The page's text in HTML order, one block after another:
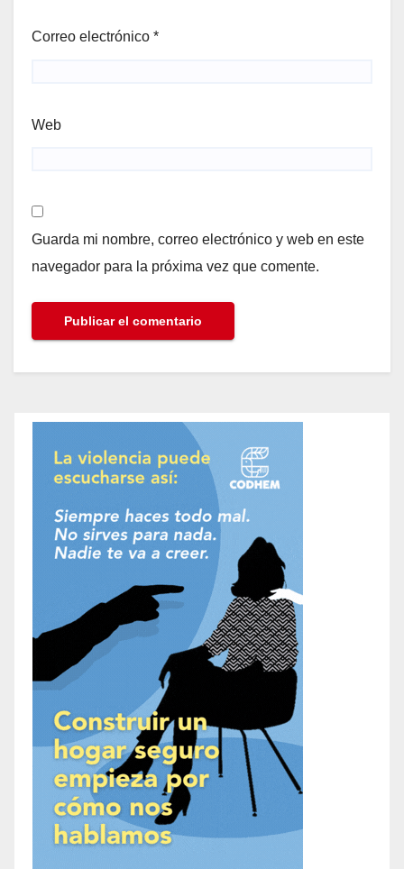
Correo electrónico *
Web
Guarda mi nombre, correo electrónico y web en este
navegador para la próxima vez que comente.